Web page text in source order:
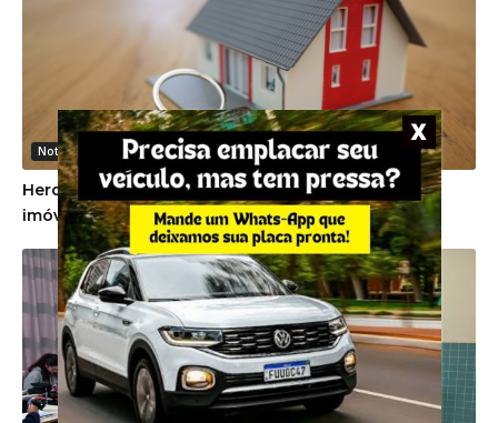
Noticias Gerais
Herdeiros devem cumprir promessa de venda de
imóvel firmada em vida pela proprietária